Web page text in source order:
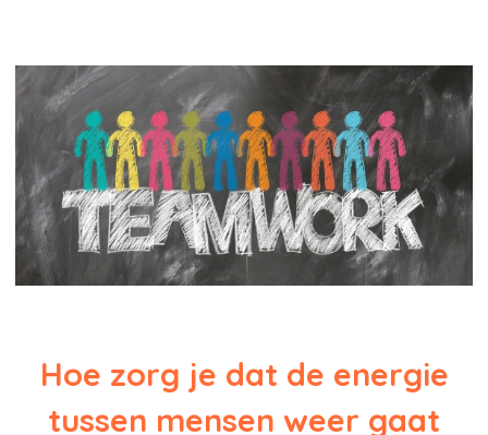
Hoe zorg je dat de energie
tussen mensen weer gaat